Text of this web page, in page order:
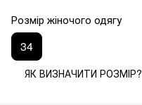
Розмір жіночого одягу
34
ЯК ВИЗНАЧИТИ РОЗМІР?